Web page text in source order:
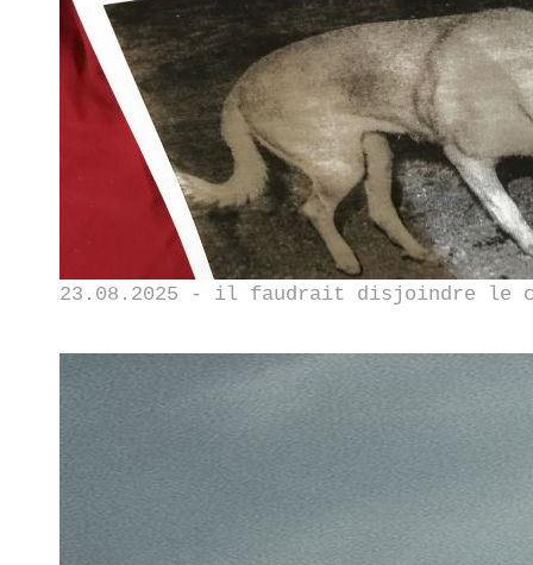
23.08.2025 - il faudrait disjoindre le